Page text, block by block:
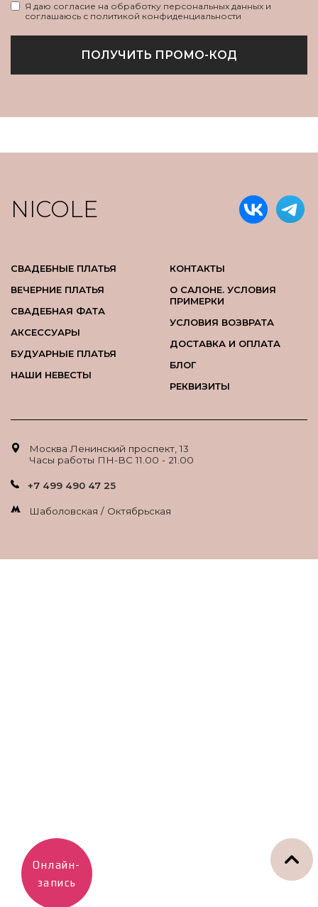
Я даю согласие на обработку персональных данных и
соглашаюсь с политикой конфиденциальности
ПОЛУЧИТЬ ПРОМО-КОД
NICOLE
СВАДЕБНЫЕ ПЛАТЬЯ
ВЕЧЕРНИЕ ПЛАТЬЯ
СВАДЕБНАЯ ФАТА
АКСЕССУАРЫ
БУДУАРНЫЕ ПЛАТЬЯ
НАШИ НЕВЕСТЫ
КОНТАКТЫ
О САЛОНЕ. УСЛОВИЯ
ПРИМЕРКИ
УСЛОВИЯ ВОЗВРАТА
ДОСТАВКА И ОПЛАТА
БЛОГ
РЕКВИЗИТЫ
Москва Ленинский проспект, 13
Часы работы ПН-ВС 11.00 - 21.00
+7 499 490 47 25
Шаболовская / Октябрьская
Онлайн-
запись